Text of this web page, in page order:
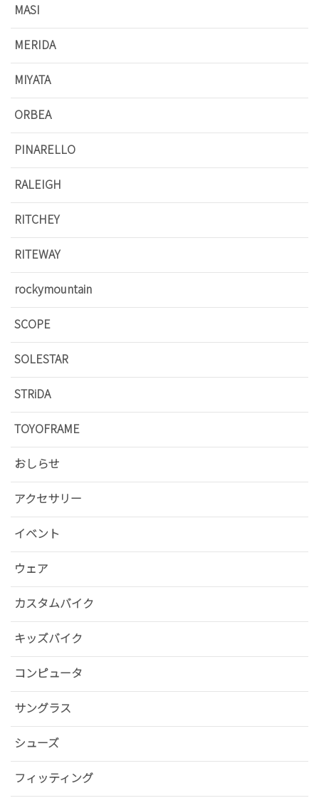
MASI
MERIDA
MIYATA
ORBEA
PINARELLO
RALEIGH
RITCHEY
RITEWAY
rockymountain
SCOPE
SOLESTAR
STRiDA
TOYOFRAME
おしらせ
アクセサリー
イベント
ウェア
カスタムバイク
キッズバイク
コンピュータ
サングラス
シューズ
フィッティング